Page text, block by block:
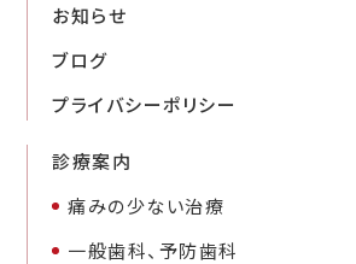
お知らせ
ブログ
プライバシーポリシー
診療案内
痛みの少ない治療
一般歯科、予防歯科